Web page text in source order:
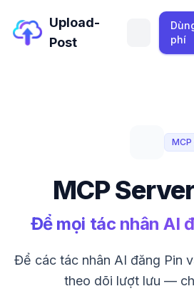
Upload-
Post
phí
MCP
Để mọi tác nhân AI
Để các tác nhân AI đăng Pin
theo dõi lượt lưu —